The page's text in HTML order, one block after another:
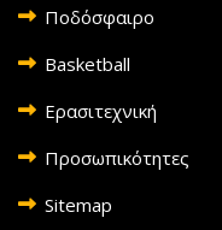
Ποδόσφαιρο
Basketball
Ερασιτεχνική
Προσωπικότητες
Sitemap